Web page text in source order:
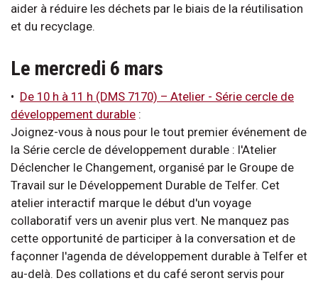
aider à réduire les déchets par le biais de la réutilisation
et du recyclage.
Le mercredi 6 mars
• De 10 h à 11 h (DMS 7170) – Atelier - Série cercle de
développement durable :
Joignez-vous à nous pour le tout premier événement de
la Série cercle de développement durable : l'Atelier
Déclencher le Changement, organisé par le Groupe de
Travail sur le Développement Durable de Telfer. Cet
atelier interactif marque le début d'un voyage
collaboratif vers un avenir plus vert. Ne manquez pas
cette opportunité de participer à la conversation et de
façonner l'agenda de développement durable à Telfer et
au-delà. Des collations et du café seront servis pour